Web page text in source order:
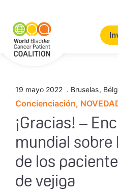
19 mayo 2022 . Bruselas,
Concienciación,
¡Gracias! –
mundial sobre
de los
de vejiga